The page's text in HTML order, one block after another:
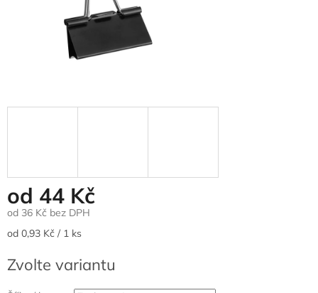
od 44 Kč
od 36 Kč bez DPH
Měrná
od 0,93 Kč / 1 ks
Zvolte variantu